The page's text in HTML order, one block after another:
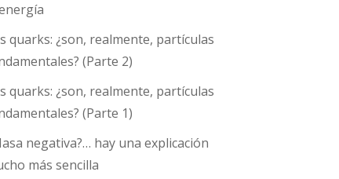
quarks: ¿son, realmente, partículas
(Parte 2)
quarks: ¿son, realmente, partículas
(Parte 1)
negativa?… hay una explicación
más sencilla